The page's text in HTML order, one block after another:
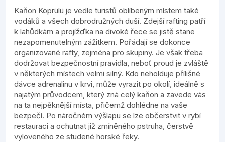
Kaňon Köprülü je vedle turistů oblíbeným místem také
vodáků a všech dobrodružných duší. Zdejší rafting patří
k lahůdkám a projížďka na divoké řece se jistě stane
nezapomenutelným zážitkem. Pořádají se dokonce
organizované rafty, zejména pro skupiny. Je však třeba
dodržovat bezpečnostní pravidla, neboť proud je zvláště
v některých místech velmi silný. Kdo neholduje přílišné
dávce adrenalinu v krvi, může vyrazit po okolí, ideálně s
najatým průvodcem, který zná celý kaňon a zavede vás
na ta nejpěknější místa, přičemž dohlédne na vaše
bezpečí. Po náročném výšlapu se lze občerstvit v rybí
restauraci a ochutnat již zmíněného pstruha, čerstvě
vyloveného ze studené horské řeky.